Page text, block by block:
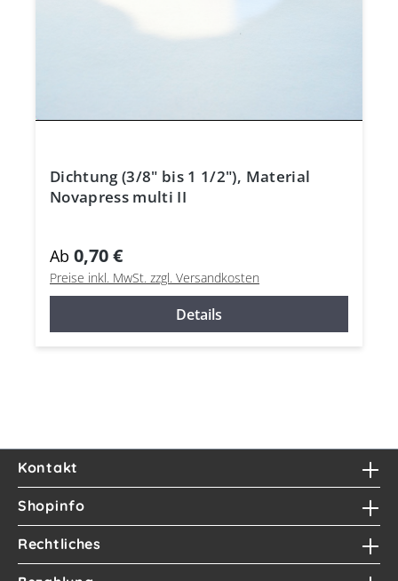
Dichtung (3/8" bis 1 1/2"), Material
Novapress multi II
Ab 0,70 €
Preise inkl. MwSt. zzgl. Versandkosten
Details
Kontakt
Shopinfo
Rechtliches